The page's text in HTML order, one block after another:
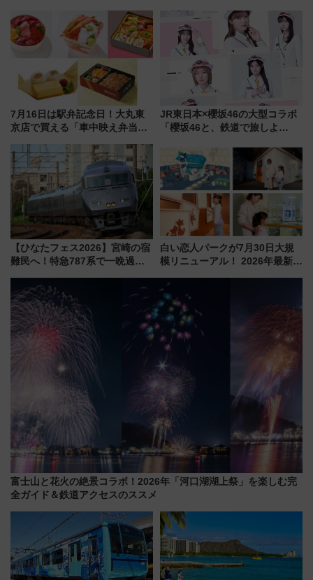
で探る鉄道アクセスの未来
ーン始まる 条件は「夏の国内
線に2回搭乗」
7月16日は駅弁記念日！大丸東
京店で買える「車中映え弁当」
JR東日本×櫻坂46の大型コラボ
「櫻坂46と、鉄道で旅しよ
潟・長野・庄内へ
【ひなたフェス2026】宮崎の宿
難民へ！特急787系で一晩過ご
ローおひさま」が救世主に？
白い恋人パークが7月30日大規
模リニューアル！ 2026年最新の
と料金・アクセスを徹底解説
（札幌市）
富士山と花火の絶景コラボ！2026年「河口湖湖上祭」を楽しむ完
全ガイド＆鉄道アクセスのススメ